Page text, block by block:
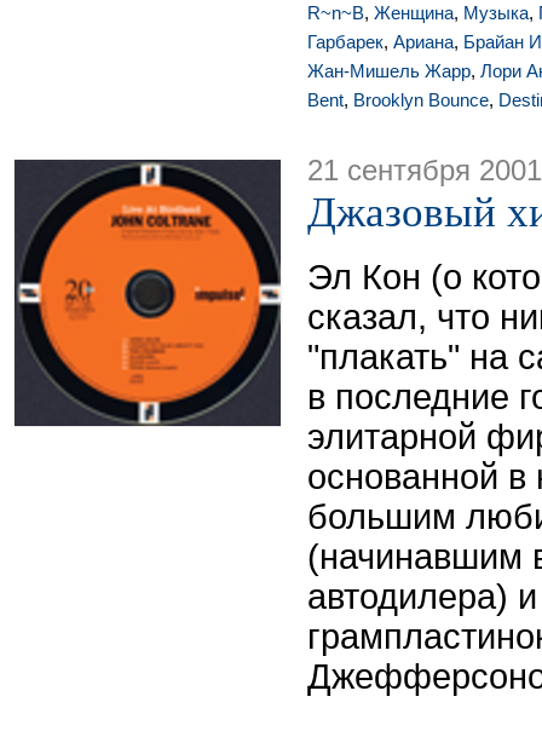
R~n~B, Женщина, Музыка,
Гарбарек, Ариана, Брайан
Жан-Мишель Жарр, Лори
Bent, Brooklyn Bounce,
21 сентября 2001
Джазовый
Эл Кон (о
сказал, что
"плакать" на
в последние
элитарной
основанной в
большим
(начинавшим
автодилера)